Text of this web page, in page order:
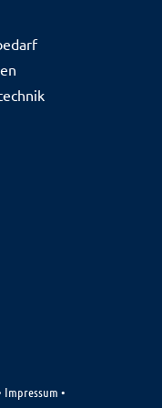
Impressum •